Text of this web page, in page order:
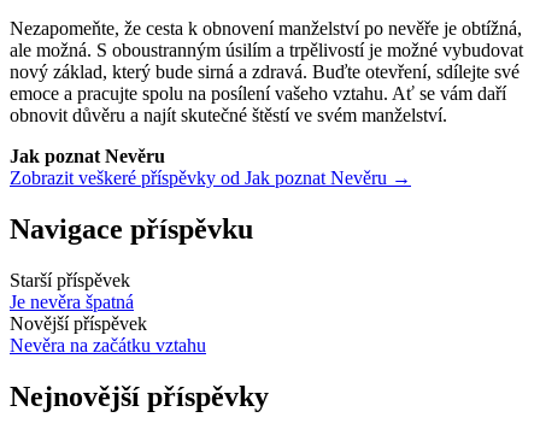
Nezapomeňte, že cesta k obnovení manželství po nevěře je obtížná,
ale možná. S oboustranným úsilím a trpělivostí je možné vybudovat
nový základ, který bude sirná a zdravá. Buďte otevření, sdílejte své
emoce a pracujte spolu na posílení vašeho vztahu. Ať se vám daří
obnovit důvěru a najít skutečné štěstí ve svém manželství.
Jak poznat Nevěru
Zobrazit veškeré příspěvky od Jak poznat Nevěru →
Navigace příspěvku
Starší příspěvek
Je nevěra špatná
Novější příspěvek
Nevěra na začátku vztahu
Nejnovější příspěvky